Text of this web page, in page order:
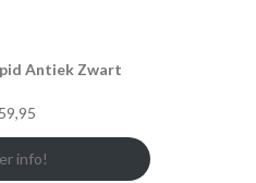
Antiek Zwart
info!